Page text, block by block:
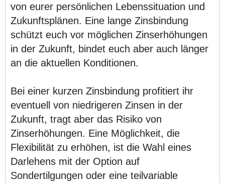
von eurer persönlichen Lebenssituation und
Zukunftsplänen. Eine lange Zinsbindung
schützt euch vor möglichen Zinserhöhungen
in der Zukunft, bindet euch aber auch länger
an die aktuellen Konditionen.
Bei einer kurzen Zinsbindung profitiert ihr
eventuell von niedrigeren Zinsen in der
Zukunft, tragt aber das Risiko von
Zinserhöhungen. Eine Möglichkeit, die
Flexibilität zu erhöhen, ist die Wahl eines
Darlehens mit der Option auf
Sondertilgungen oder eine teilvariable